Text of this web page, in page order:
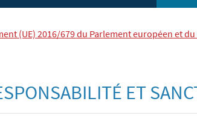
(UE) 2016/679 du Parlement européen et
ET